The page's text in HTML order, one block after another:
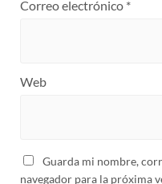
Web
Guarda mi nombre,
navegador para la próxima